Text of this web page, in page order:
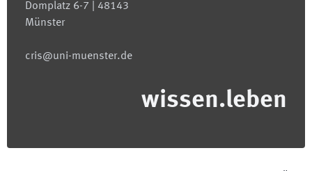
Domplatz 6-7 | 48143
Münster
cris@uni-muenster.de
wissen.leben